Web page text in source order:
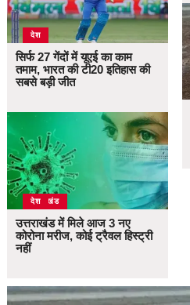
देश
सिर्फ 27 गेंदों में यूएई का काम
तमाम, भारत की टी20 इतिहास की
सबसे बड़ी जीत
उत्तराखंड
देश
उत्तराखंड में मिले आज 3 नए
कोरोना मरीज, कोई ट्रैवल हिस्ट्री
नहीं